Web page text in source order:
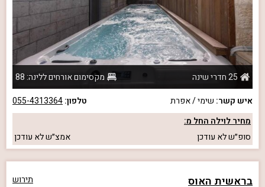
25 חדרי שינה
מקסימום אורחים ללינה: 88
איש קשר: שימי / אפרת טלפון:055-4313364
מחיר לוילה החל מ:
סופ״שלא עודכן אמצ״שלא עודכן
בראשית האוס תירוש